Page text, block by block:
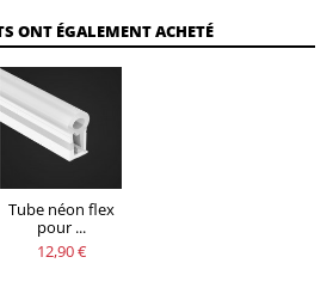
ONT ÉGALEMENT ACHETÉ
Tube néon flex
pour ...
12,90 €